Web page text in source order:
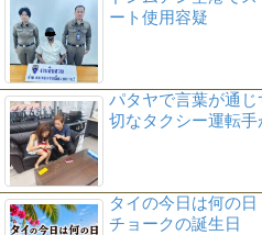
ート使用容疑
パタヤで言葉が通
切なタクシー運転
タイの今日は何の
チョークの誕生日